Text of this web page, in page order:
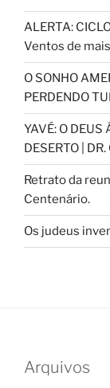
ALERTA:
Ventos de
O SONHO
PERDENDO
YAVÉ: O DEUS
DESERTO |
Retrato da
Centenário.
Os judeus
Arquivos